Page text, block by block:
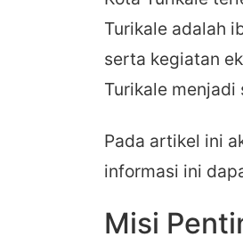
Turikale adalah
serta kegiatan
Turikale
Pada artikel ini
informasi ini
Misi